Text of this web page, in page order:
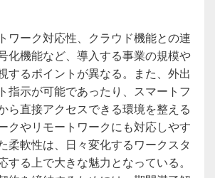
ワーク対応性、クラウド機能との連
化機能など、導入する事業の規模や
するポイントが異なる。また、外出
指示が可能であったり、スマートフ
ら直接アクセスできる環境を整える
クやリモートワークにも対応しやす
柔軟性は、日々変化するワークスタ
する上で大きな魅力となっている。